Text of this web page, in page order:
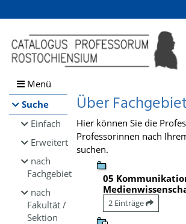
Browsen
direkt zum Inhalt
Menü
Suche
Einfach
Erweitert
nach
Fachgebiet
nach
Fakultät /
Sektion
Über
Hier können Sie die
Professorinnen nach
suchen.
05
2 Einträge